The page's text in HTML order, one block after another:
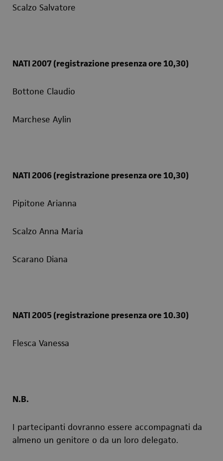
Scalzo Salvatore
NATI 2007 (registrazione presenza ore 10,30)
Bottone Claudio
Marchese Aylin
NATI 2006 (registrazione presenza ore 10,30)
Pipitone Arianna
Scalzo Anna Maria
Scarano Diana
NATI 2005 (registrazione presenza ore 10.30)
Flesca Vanessa
N.B.
I partecipanti dovranno essere accompagnati da
almeno un genitore o da un loro delegato.